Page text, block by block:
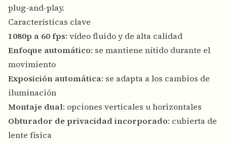
plug-and-play.
Características clave
1080p a 60 fps: vídeo fluido y de alta calidad
Enfoque automático: se mantiene nítido durante el
movimiento
Exposición automática: se adapta a los cambios de
iluminación
Montaje dual: opciones verticales u horizontales
Obturador de privacidad incorporado: cubierta de
lente física